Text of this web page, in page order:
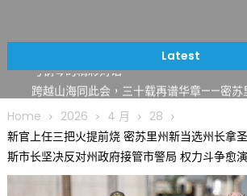
Latest
筝声与琴韵交汇：刘励(Li Statler)与钢琴
跨越山海同此会，三十载再谱华章——密苏
圣路易龙舟俱乐部5月16日龙舟体验日 邀请
趣 + 水上竞速魅力
三十二载跨越时空的相逢
执掌密苏里植物园近四十年 致力推动全球
Home 2026 4 月
28
新官上任三把火提前烧 密苏里州新当选州长拿
斯市长坚决反对州政府接管市警局 权力斗争愈